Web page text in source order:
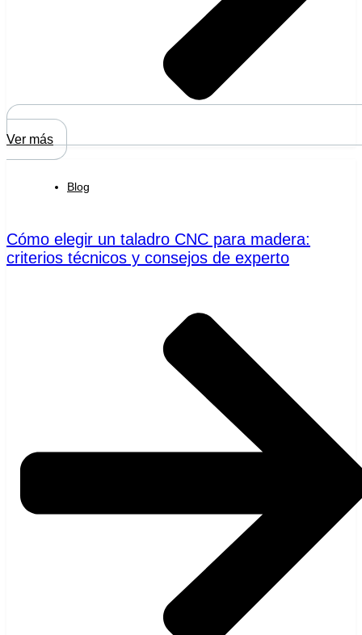
Ver más
Blog
Cómo elegir un taladro CNC para madera:
criterios técnicos y consejos de experto